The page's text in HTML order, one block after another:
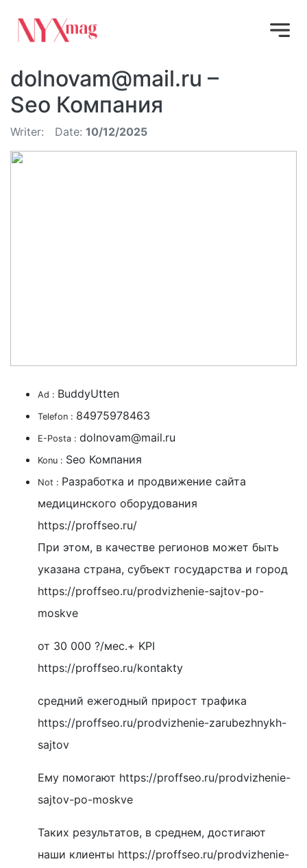
dolnovam@mail.ru –
Seo Компания
Writer: Date: 10/12/2025
Ad : BuddyUtten
Telefon : 84975978463
E-Posta : dolnovam@mail.ru
Konu : Seo Компания
Not : Разработка и продвижение сайта
медицинского оборудования
https://proffseo.ru/
При этом, в качестве регионов может быть
указана страна, субъект государства и город
https://proffseo.ru/prodvizhenie-sajtov-po-
moskve
от 30 000 ?/мес.+ KPI
https://proffseo.ru/kontakty
средний ежегодный прирост трафика
https://proffseo.ru/prodvizhenie-zarubezhnykh-
sajtov
Ему помогают https://proffseo.ru/prodvizhenie-
sajtov-po-moskve
Таких результатов, в среднем, достигают
наши клиенты https://proffseo.ru/prodvizhenie-